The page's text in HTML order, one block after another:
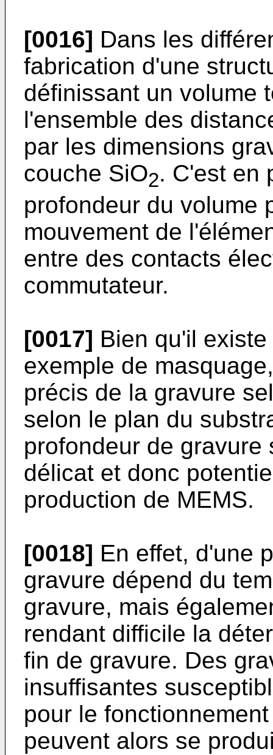
[0016] Dans les
fabrication d'une
définissant un volume
l'ensemble des
par les dimensions
couche SiO2. C'est en
profondeur du volume
mouvement de
entre des contacts
commutateur.
[0017] Bien qu'il
exemple de
précis de la gravure
selon le plan du
profondeur de
délicat et donc
production de MEMS.
[0018] En effet, d'une
gravure dépend du
gravure, mais
rendant difficile la
fin de gravure. Des
insuffisantes
pour le
peuvent alors se